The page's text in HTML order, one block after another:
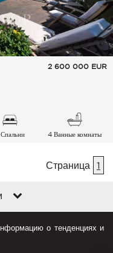
2 600 000 EUR
4 Ванные комнаты
Страница 1
о тенденциях и